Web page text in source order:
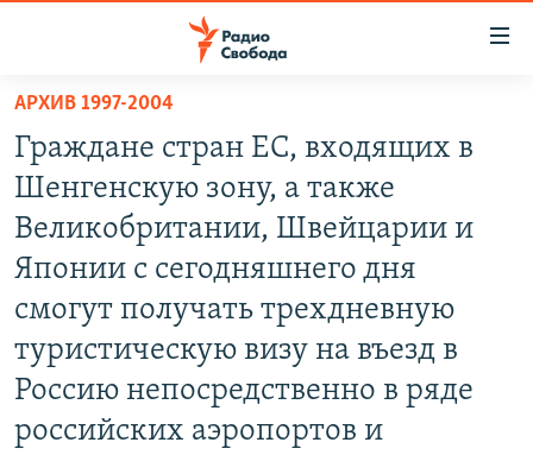
упрощенного
доступа
Вернуться
основному
содержанию
главной
навигации
ПОДКАСТЫ
АВТОРСКИЕ ПРОЕКТЫ
ЦИТАТЫ СВОБОДЫ
МНЕНИЯ
КУЛЬТУРА
IDEL.РЕАЛИИ
КАВКАЗ.РЕАЛИИ
АРХИВ 1997-2004
Граждане стран ЕС, входящих в
Шенгенскую зону, а также
Великобритании, Швейцарии и
Японии с сегодняшнего дня
смогут получать трехдневную
туристическую визу на въезд в
Россию непосредственно в ряде
российских аэропортов и